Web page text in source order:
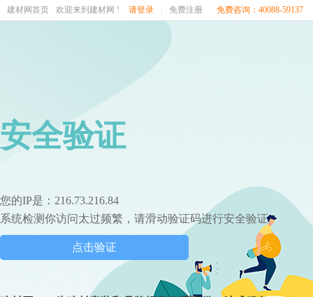
建材网首页 欢迎来到建材网 ! 请登录 免费注册 免费咨询：40088-59137
安全验证
您的IP是：216.73.216.84
系统检测你访问太过频繁，请滑动验证码进行安全验证
点击验证